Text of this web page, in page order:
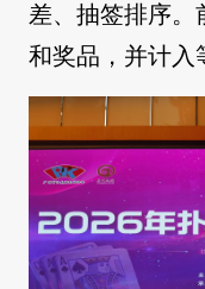
差、抽签排序。
和奖品，并计入